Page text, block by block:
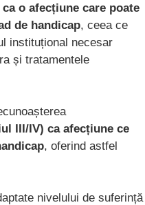
o afecțiune care poate
de handicap, ceea ce
instituțional necesar
și tratamentele
III/IV) ca afecțiune ce
, oferind astfel
nivelului de suferință